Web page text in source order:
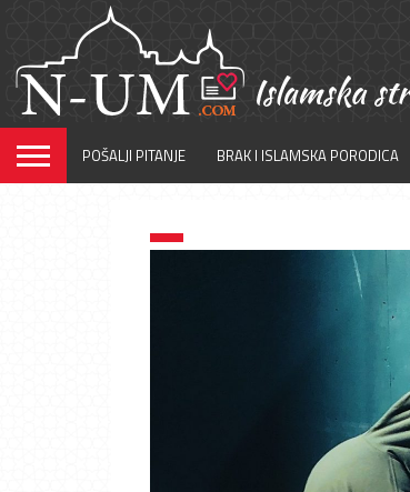
POŠALJI PITANJE BRAK I ISLAMSKA PORODICA